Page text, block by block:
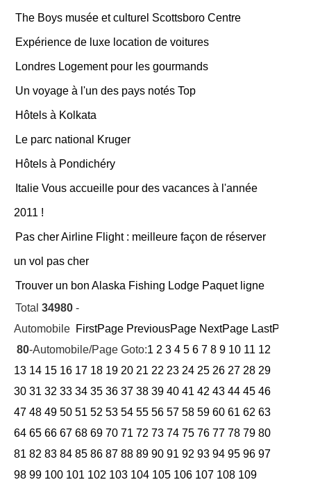
The Boys musée et culturel Scottsboro Centre
Expérience de luxe location de voitures
Londres Logement pour les gourmands
Un voyage à l'un des pays notés Top
Hôtels à Kolkata
Le parc national Kruger
Hôtels à Pondichéry
Italie Vous accueille pour des vacances à l'année
2011 !
Pas cher Airline Flight : meilleure façon de réserver
un vol pas cher
Trouver un bon Alaska Fishing Lodge Paquet ligne
Total 34980 -
Automobile FirstPage PreviousPage NextPage LastPage
80-Automobile/Page Goto:1 2 3 4 5 6 7 8 9 10 11 12
13 14 15 16 17 18 19 20 21 22 23 24 25 26 27 28 29
30 31 32 33 34 35 36 37 38 39 40 41 42 43 44 45 46
47 48 49 50 51 52 53 54 55 56 57 58 59 60 61 62 63
64 65 66 67 68 69 70 71 72 73 74 75 76 77 78 79 80
81 82 83 84 85 86 87 88 89 90 91 92 93 94 95 96 97
98 99 100 101 102 103 104 105 106 107 108 109